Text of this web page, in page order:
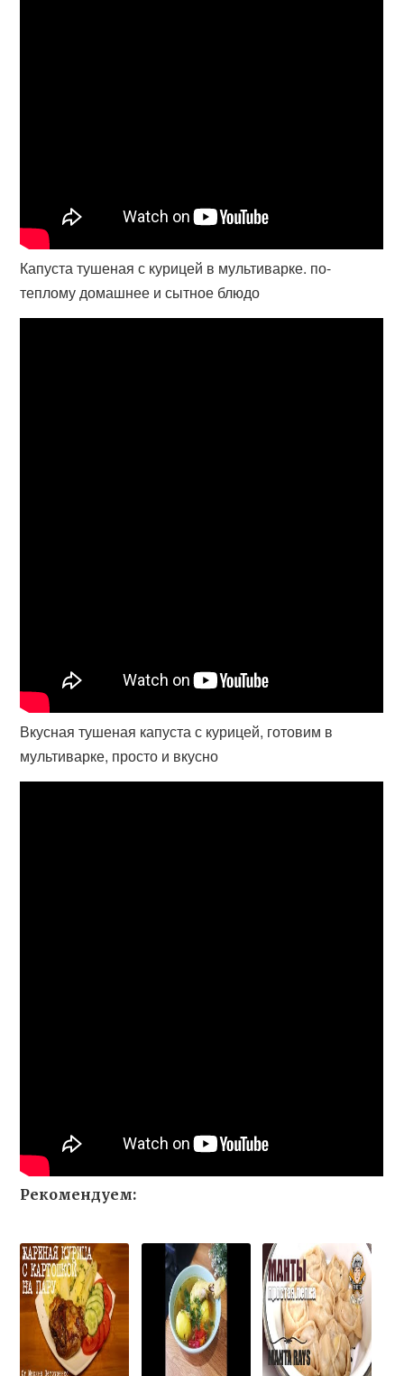
Капуста тушеная с курицей в мультиварке. по-
теплому домашнее и сытное блюдо
Вкусная тушеная капуста с курицей, готовим в
мультиварке, просто и вкусно
Рекомендуем: